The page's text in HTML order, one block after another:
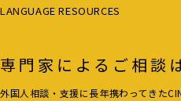
LANGUAGE RESOURCES
専門家によるご相談
外国人相談・支援に長年携わってきた